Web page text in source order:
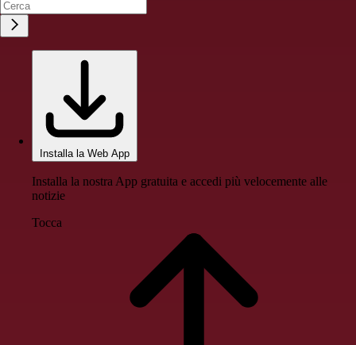
Installa la Web App
Installa la nostra App gratuita e accedi più velocemente alle
notizie
Tocca